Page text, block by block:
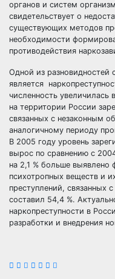
органов и систем
свидетельствует о
существующих методов
необходимости
противодействия
Одной из разновидностей
является
численность увеличилась
на территории России
связанных с незаконным
аналогичному периоду
В 2005 году уровень
вырос по сравнению с
на 2,1 % больше выявлено
психотропных веществ и
преступлений, связанных
составил 54,4 %.
наркопреступности в
разработки и внедрения